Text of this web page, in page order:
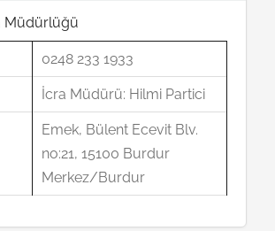
Müdürlüğü
0248 233 1933
İcra Müdürü: Hilmi Partici
Emek, Bülent Ecevit Blv.
no:21, 15100 Burdur
Merkez/Burdur